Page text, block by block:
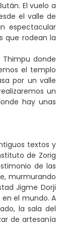
El vuelo a
el valle de
espectacular
que rodean la
donde
el templo
por un valle
un
hay unas
textos y
de Zorig
de las
murmurando
Jigme Dorji
el mundo. A
la sala del
de artesanía